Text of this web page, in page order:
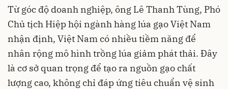
Từ góc độ doanh nghiệp, ông Lê Thanh Tùng, Phó
Chủ tịch Hiệp hội ngành hàng lúa gạo Việt Nam
nhận định, Việt Nam có nhiều tiềm năng để
nhân rộng mô hình trồng lúa giảm phát thải. Đây
là cơ sở quan trọng để tạo ra nguồn gạo chất
lượng cao, không chỉ đáp ứng tiêu chuẩn vệ sinh